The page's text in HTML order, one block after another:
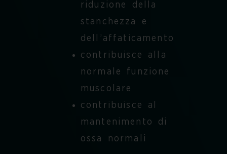
riduzione della
stanchezza e
dell’affaticamento
contribuisce alla
normale funzione
muscolare
contribuisce al
mantenimento di
ossa normali